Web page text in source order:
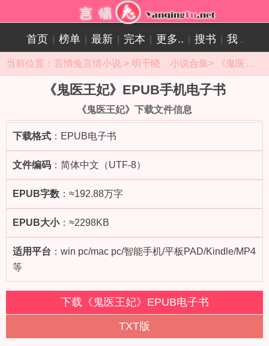
首页 榜单 最新 完本 更多.. 搜书 我 ..
当前位置： 言情兔言情小说 > 明千晓 小说合集> 《鬼医王妃》小说目录
《鬼医王妃》EPUB手机电子书
《鬼医王妃》下载文件信息
下载格式 ：EPUB电子书
文件编码 ：简体中文（UTF-8）
EPUB字数 ：≈192.88万字
EPUB大小：≈2298KB
适用平台 ：win pc/mac pc/智能手机/平板PAD/Kindle/MP4
等
下载《鬼医王妃》EPUB电子书
TXT版